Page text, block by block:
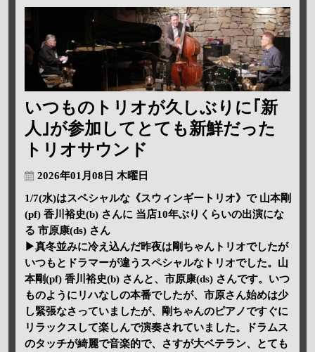
いつものトリオが久しぶりに｢新
人｣が参加してとても新鮮だった
トリオサウンド
2026年01月08日 木曜日
1/7(水)はスペシャルな《スウィンギートリオ》で 山本剛
(pf) 香川裕史(b) さんに 当店10年ぶりくらいの出演にな
る 市原康(ds) さん
▶真冬並みに冷え込んだ昨夜は剛ちゃんトリオでしたが
いつもとドラマーが違うスペシャルなトリオでした。山
本剛(pf) 香川裕史(b) さんと、市原康(ds) さんです。いつ
ものようにリハなしの本番でしたが、市原さん始めは少
し緊張なさっていましたが、剛ちゃんのピアノですぐに
リラックスして楽しんで演奏されていました。ドラムス
のタッチが綺麗で音楽的で、さすが大ベテラン、とても